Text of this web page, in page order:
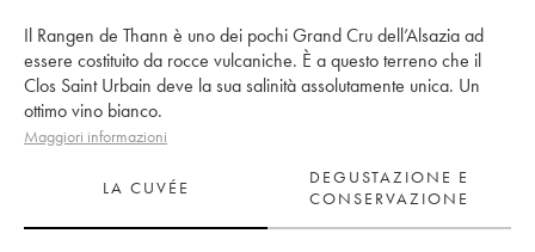
Il Rangen de Thann è uno dei pochi Grand Cru dell’Alsazia ad
essere costituito da rocce vulcaniche. È a questo terreno che il
Clos Saint Urbain deve la sua salinità assolutamente unica. Un
ottimo vino bianco.
Maggiori informazioni
LA CUVÉE
DEGUSTAZIONE E
CONSERVAZIONE